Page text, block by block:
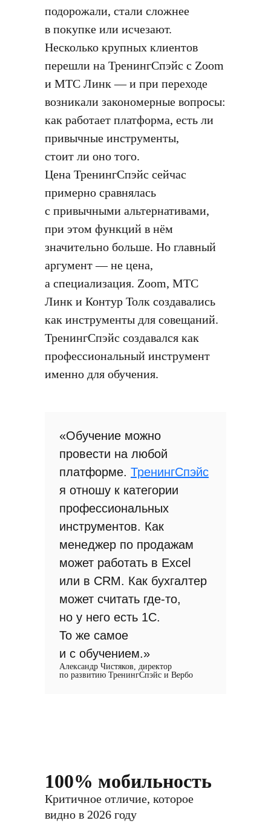
подорожали, стали сложнее
в покупке или исчезают.
Несколько крупных клиентов
перешли на ТренингСпэйс с Zoom
и МТС Линк — и при переходе
возникали закономерные вопросы:
как работает платформа, есть ли
привычные инструменты,
стоит ли оно того.
Цена ТренингСпэйс сейчас
примерно сравнялась
с привычными альтернативами,
при этом функций в нём
значительно больше. Но главный
аргумент — не цена,
а специализация. Zoom, МТС
Линк и Контур Толк создавались
как инструменты для совещаний.
ТренингСпэйс создавался как
профессиональный инструмент
именно для обучения.
«Обучение можно
провести на любой
платформе. ТренингСпэйс
я отношу к категории
профессиональных
инструментов. Как
менеджер по продажам
может работать в Excel
или в CRM. Как бухгалтер
может считать где-то,
но у него есть 1С.
То же самое
и с обучением.»
Александр Чистяков, директор
по развитию ТренингСпэйс и Вербо
100% мобильность
Критичное отличие, которое
видно в 2026 году